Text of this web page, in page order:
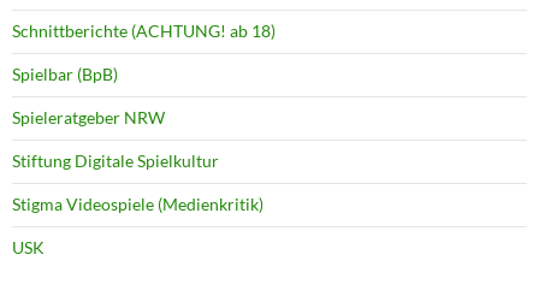
Schnittberichte (ACHTUNG! ab 18)
Spielbar (BpB)
Spieleratgeber NRW
Stiftung Digitale Spielkultur
Stigma Videospiele (Medienkritik)
USK